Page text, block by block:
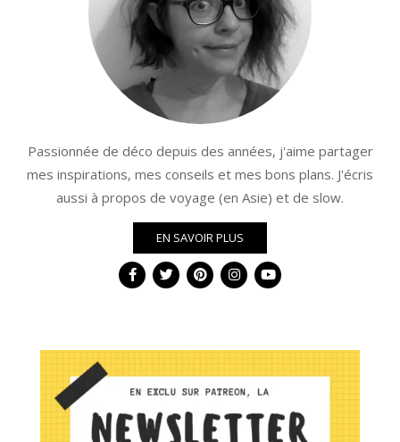
Passionnée de déco depuis des années, j'aime partager
mes inspirations, mes conseils et mes bons plans. J'écris
aussi à propos de voyage (en Asie) et de slow.
EN SAVOIR PLUS